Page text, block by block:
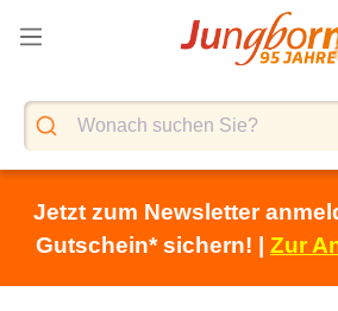
springen
Jetzt zum Newsletter
Gutschein* sichern! | Zur